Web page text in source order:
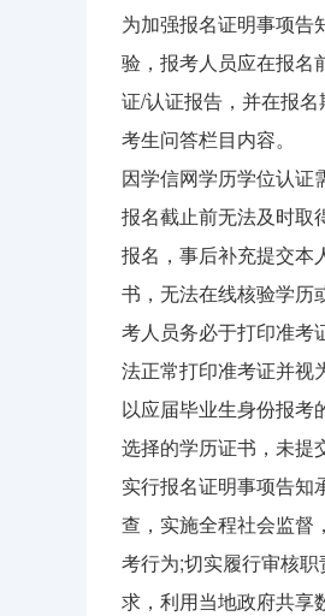
为加强报名证明事项告
验，报考人员应在报名
证/认证报告，并在报
考生问答栏目内容。
因学信网学历学位认证
报名截止前无法及时取
报名，事后补充提交本
书，无法在线核验学历
考人员务必于打印准考
法正常打印准考证并视
以应届毕业生身份报考
选择的学历证书，未提
实行报名证明事项告知
查，实施全程社会监督
考行为;切实履行审核
求，利用当地政府共享